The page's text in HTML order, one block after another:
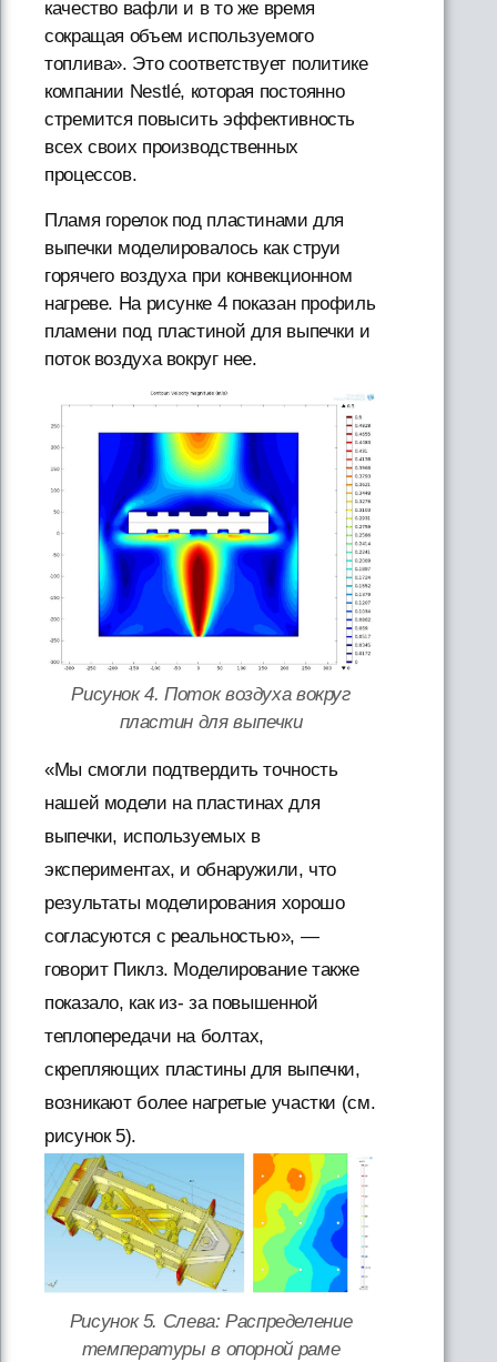
качество вафли и в то же время
сокращая объем используемого
топлива». Это соответствует политике
компании Nestlé, которая постоянно
стремится повысить эффективность
всех своих производственных
процессов.
Пламя горелок под пластинами для
выпечки моделировалось как струи
горячего воздуха при конвекционном
нагреве. На рисунке 4 показан профиль
пламени под пластиной для выпечки и
поток воздуха вокруг нее.
Рисунок 4. Поток воздуха вокруг
пластин для выпечки
«Мы смогли подтвердить точность
нашей модели на пластинах для
выпечки, используемых в
экспериментах, и обнаружили, что
результаты моделирования хорошо
согласуются с реальностью», —
говорит Пиклз. Моделирование также
показало, как из- за повышенной
теплопередачи на болтах,
скрепляющих пластины для выпечки,
возникают более нагретые участки (см.
рисунок 5).
Рисунок 5. Слева: Распределение
температуры в опорной раме